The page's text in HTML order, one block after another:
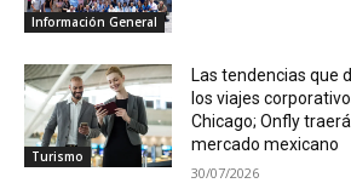
Información General
Turismo
Las tendencias que
los viajes
Chicago; Onfly
mercado mexicano
30/07/2026